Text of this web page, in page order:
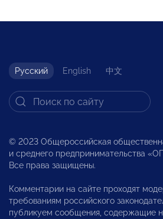
Русский English 中文
© 2023 Общероссийская
и среднего предпринимательства
Все права защищены.
Комментарии на сайте проходят
требованиям российского
публикуем сообщения, содержащие